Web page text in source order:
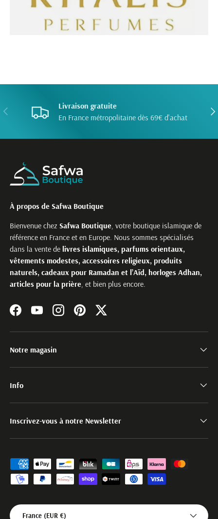
PRÉCÉDENT
Livraison gratuite
En France métropolitaine dès 69€ d'achat
À propos de Safwa Boutique
Bienvenue chez Safwa Boutique , votre boutique islamique de
référence en France et en Europe. Nous sommes spécialisés
dans la vente de livres islamiques, parfums orientaux,
vêtements modestes, accessoires religieux, produits
naturels, cadeaux pour Ramadan et l’Aïd, horloges Adhan,
articles pour la prière , et bien plus encore.
FacebookYouTubeInstagramPinterestTwitter
Notre magasin
Info
Inscrivez-vous à notre Newsletter
Moyens de paiement acceptés
Pays
France (EUR €)